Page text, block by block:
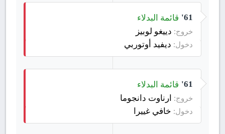
61' قائمة البدلاء
خروج: دييغو لوبيز
دخول: ديفيد أوتوربي
61' قائمة البدلاء
خروج: ارناوت دانجوما
دخول: خافي غييرا